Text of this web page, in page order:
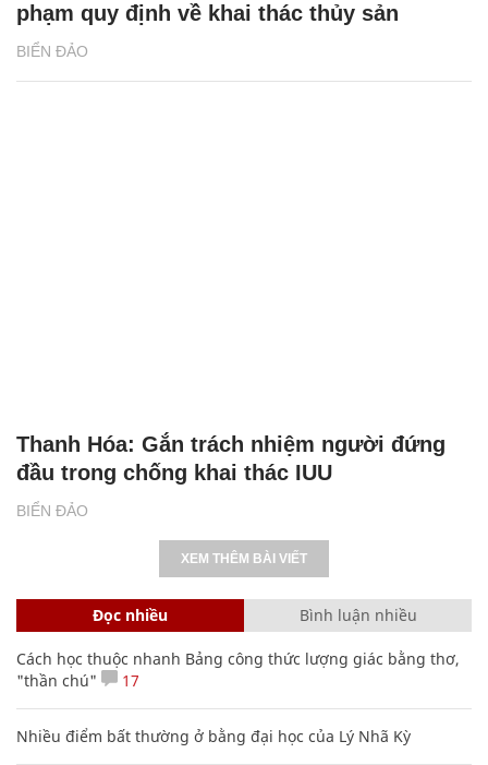
BIỂN ĐẢO
phạm quy định về khai thác thủy sản
BIỂN ĐẢO
Thanh Hóa: Gắn trách nhiệm người đứng
đầu trong chống khai thác IUU
XEM THÊM BÀI VIẾT
Đọc nhiều Bình luận nhiều
Cách học thuộc nhanh Bảng công thức lượng giác bằng thơ,
"thần chú"
17
Nhiều điểm bất thường ở bằng đại học của Lý Nhã Kỳ